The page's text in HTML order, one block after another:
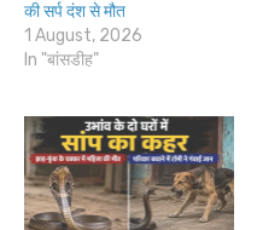
की सर्प दंश से मौत
1 August, 2026
In "बांसडीह"